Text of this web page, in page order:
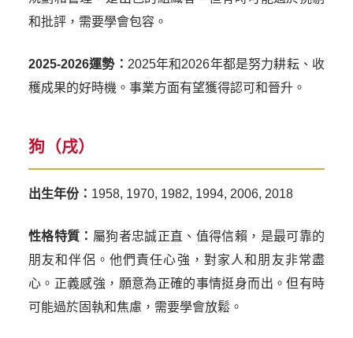
和批評，需要學會包容。
2025-2026運勢： 2025年和2026年都是努力耕耘、收
穫成果的好時機。事業方面有望獲得認可和晉升。
狗（戌）
出生年份： 1958, 1970, 1982, 1994, 2006, 2018
性格特質： 屬狗者忠誠正直、值得信賴，是最可靠的
朋友和伴侶。他們責任心強，對家人和朋友非常盡
心。正義感強，願意為正確的事情挺身而出。但有時
可能過於固執和焦慮，需要學會放鬆。